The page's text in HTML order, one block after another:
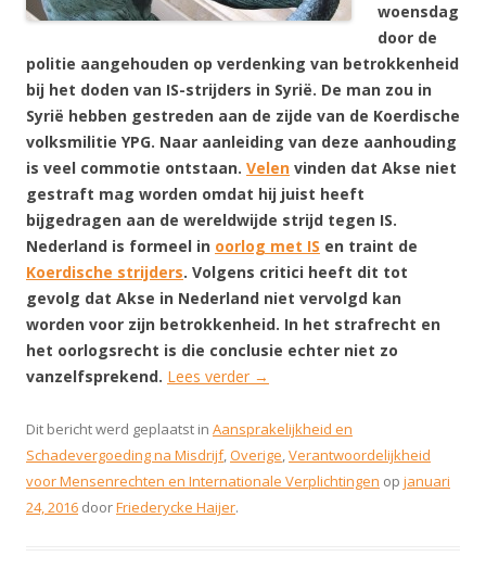
woensdag
door de
politie aangehouden op verdenking van betrokkenheid
bij het doden van IS-strijders in Syrië. De man zou in
Syrië hebben gestreden aan de zijde van de Koerdische
volksmilitie YPG. Naar aanleiding van deze aanhouding
is veel commotie ontstaan. Velen vinden dat Akse niet
gestraft mag worden omdat hij juist heeft
bijgedragen aan de wereldwijde strijd tegen IS.
Nederland is formeel in oorlog met IS en traint de
Koerdische strijders. Volgens critici heeft dit tot
gevolg dat Akse in Nederland niet vervolgd kan
worden voor zijn betrokkenheid. In het strafrecht en
het oorlogsrecht is die conclusie echter niet zo
vanzelfsprekend. Lees verder →
Dit bericht werd geplaatst in Aansprakelijkheid en
Schadevergoeding na Misdrijf,Overige,Verantwoordelijkheid
voor Mensenrechten en Internationale Verplichtingen op januari
24, 2016 doorFriederycke Haijer.